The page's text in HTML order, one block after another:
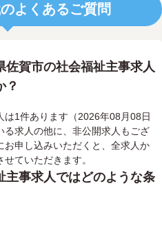
よくあるご質問
佐賀市の社会福祉主事求人
？
1件あります（2026年08月08日
求人の他に、非公開求人もござ
お申し込みいただくと、全求人か
ていただきます。
主事求人ではどのような条